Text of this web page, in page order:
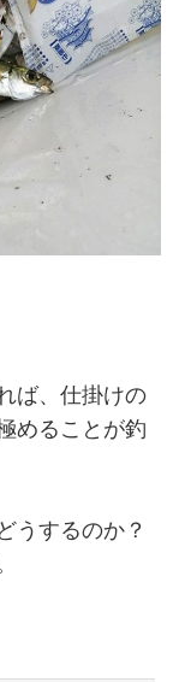
ば、仕掛けの
めることが釣
うするのか？